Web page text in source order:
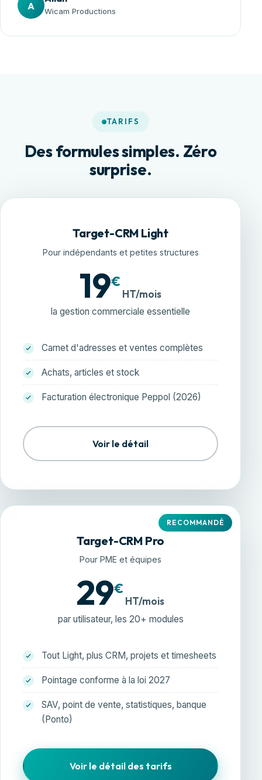
A Wicam Productions
TARIFS
Des formules simples. Zéro
surprise.
Target-CRM Light
Pour indépendants et petites structures
19€
HT/mois
la gestion commerciale essentielle
Carnet d'adresses et ventes complètes
Achats, articles et stock
Facturation électronique Peppol (2026)
Voir le détail
RECOMMANDÉ
Target-CRM Pro
Pour PME et équipes
29€
HT/mois
par utilisateur, les 20+ modules
Tout Light, plus CRM, projets et timesheets
Pointage conforme à la loi 2027
SAV, point de vente, statistiques, banque
(Ponto)
Voir le détail des tarifs